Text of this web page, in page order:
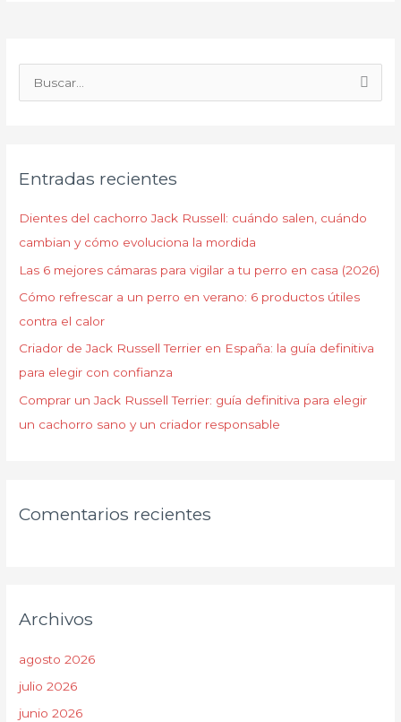
a
:
Entradas recientes
Dientes del cachorro Jack Russell: cuándo salen, cuándo
cambian y cómo evoluciona la mordida
Las 6 mejores cámaras para vigilar a tu perro en casa (2026)
Cómo refrescar a un perro en verano: 6 productos útiles
contra el calor
Criador de Jack Russell Terrier en España: la guía definitiva
para elegir con confianza
Comprar un Jack Russell Terrier: guía definitiva para elegir
un cachorro sano y un criador responsable
Comentarios recientes
Archivos
agosto 2026
julio 2026
junio 2026